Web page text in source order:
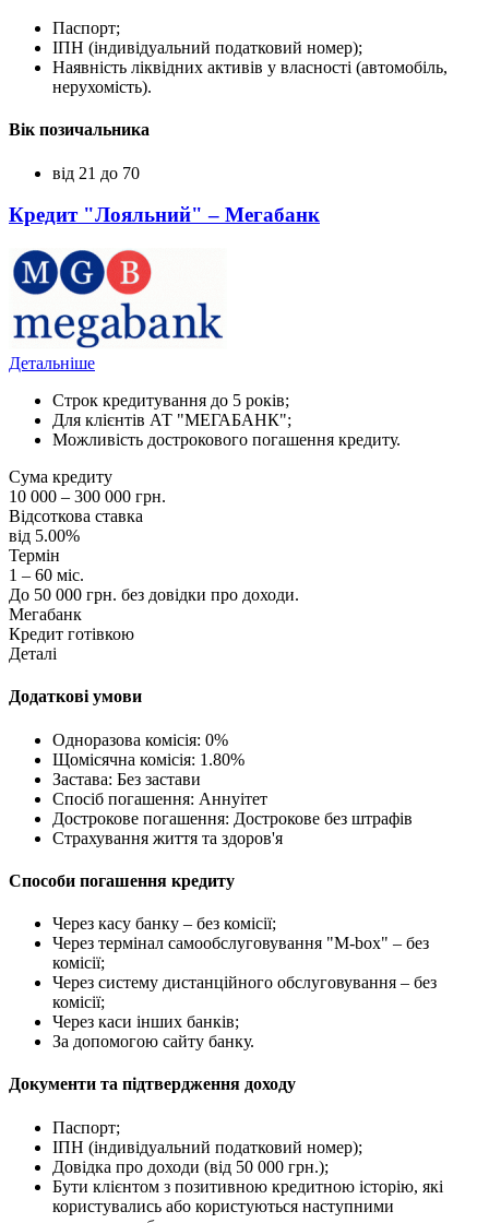
Паспорт;
ІПН (індивідуальний податковий номер);
Наявність ліквідних активів у власності (автомобіль,
нерухомість).
Вік позичальника
від 21 до 70
Кредит "Лояльний" – Мегабанк
Детальніше
Строк кредитування до 5 років;
Для клієнтів АТ "МЕГАБАНК";
Можливість дострокового погашення кредиту.
Сума кредиту
10 000 – 300 000 грн.
Відсоткова ставка
від 5.00%
Термін
1 – 60 міс.
До 50 000 грн. без довідки про доходи.
Мегабанк
Кредит готівкою
Деталі
Додаткові умови
Одноразова комісія: 0%
Щомісячна комісія: 1.80%
Застава: Без застави
Спосіб погашення: Aннуітет
Дострокове погашення: Дострокове без штрафів
Страхування життя та здоров'я
Способи погашення кредиту
Через касу банку – без комісії;
Через термінал самообслуговування "М-box" – без
комісії;
Через систему дистанційного обслуговування – без
комісії;
Через каси інших банків;
За допомогою сайту банку.
Документи та підтвердження доходу
Паспорт;
ІПН (індивідуальний податковий номер);
Довідка про доходи (від 50 000 грн.);
Бути клієнтом з позитивною кредитною історію, які
користувались або користуються наступними